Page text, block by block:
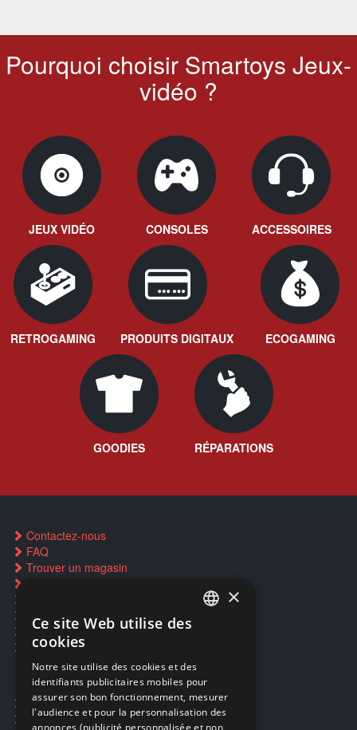
Pourquoi choisir Smartoys Jeux-
vidéo ?
JEUX VIDÉO CONSOLES ACCESSOIRES
RETROGAMING PRODUITS DIGITAUX ECOGAMING
GOODIES RÉPARATIONS
Contactez-nous
FAQ
Trouver un magasin
Restauration CD griffés
Réparations & SAV
Smartpoints
Ecogaming
Expédition & retours
ENGLISH
×
Ce site Web utilise des
cookies
Notre site utilise des cookies et des
identifiants publicitaires mobiles pour
assurer son bon fonctionnement, mesurer
l'audience et pour la personnalisation des
annonces (publicité personnalisée et non